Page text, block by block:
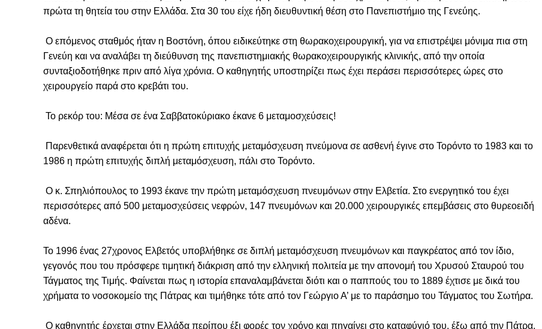
πρώτα τη θητεία του στην Ελλάδα. Στα 30 του είχε ήδη διευθυντική θέση στο Πανεπιστήμιο της Γενεύης.
Ο επόμενος σταθμός ήταν η Βοστόνη, όπου ειδικεύτηκε στη θωρακοχειρουργική, για να επιστρέψει μόνιμα πια στη
Γενεύη και να αναλάβει τη διεύθυνση της πανεπιστημιακής θωρακοχειρουργικής κλινικής, από την οποία
συνταξιοδοτήθηκε πριν από λίγα χρόνια. Ο καθηγητής υποστηρίζει πως έχει περάσει περισσότερες ώρες στο
χειρουργείο παρά στο κρεβάτι του.
Το ρεκόρ του: Μέσα σε ένα Σαββατοκύριακο έκανε 6 μεταμοσχεύσεις!
Παρενθετικά αναφέρεται ότι η πρώτη επιτυχής μεταμόσχευση πνεύμονα σε ασθενή έγινε στο Τορόντο το 1983 και το
1986 η πρώτη επιτυχής διπλή μεταμόσχευση, πάλι στο Τορόντο.
Ο κ. Σπηλιόπουλος το 1993 έκανε την πρώτη μεταμόσχευση πνευμόνων στην Ελβετία. Στο ενεργητικό του έχει
περισσότερες από 500 μεταμοσχεύσεις νεφρών, 147 πνευμόνων και 20.000 χειρουργικές επεμβάσεις στο θυρεοειδή
αδένα.
Το 1996 ένας 27χρονος Ελβετός υποβλήθηκε σε διπλή μεταμόσχευση πνευμόνων και παγκρέατος από τον ίδιο,
γεγονός που του πρόσφερε τιμητική διάκριση από την ελληνική πολιτεία με την απονομή του Χρυσού Σταυρού του
Τάγματος της Τιμής. Φαίνεται πως η ιστορία επαναλαμβάνεται διότι και ο παππούς του το 1889 έχτισε με δικά του
χρήματα το νοσοκομείο της Πάτρας και τιμήθηκε τότε από τον Γεώργιο Α’ με το παράσημο του Τάγματος του Σωτήρα.
Ο καθηγητής έρχεται στην Ελλάδα περίπου έξι φορές τον χρόνο και πηγαίνει στο καταφύγιό του, έξω από την Πάτρα,